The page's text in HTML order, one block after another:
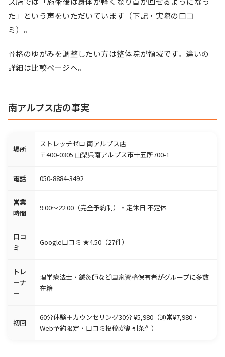
た」という声をいただいています（下記・実際の口コ
ミ）。
骨格のゆがみを調整したい方は整体院が領域です。違いの
詳細は比較ページへ。
南アルプス店の事実
場所
ストレッチゼロ 南アルプス店
〒400-0305 山梨県南アルプス市十五所700-1
電話 050-8884-3492
営業
時間
9:00〜22:00（完全予約制）・定休日 不定休
口コ
ミ
Google口コミ ★4.50（27件）
トレ
ーナ
ー
理学療法士・鍼灸師など国家資格保有者がグループに多数
在籍
初回
60分体験＋カウンセリング30分 ¥5,980（通常¥7,980・
Web予約限定・口コミ投稿が割引条件）